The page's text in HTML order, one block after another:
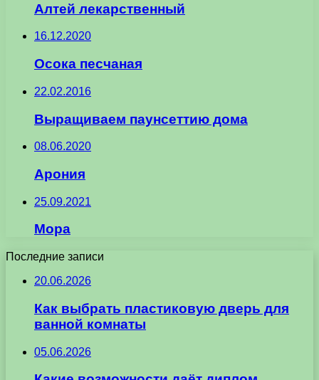
Алтей лекарственный
16.12.2020
Осока песчаная
22.02.2016
Выращиваем паунсеттию дома
08.06.2020
Арония
25.09.2021
Мора
Последние записи
20.06.2026
Как выбрать пластиковую дверь для
ванной комнаты
05.06.2026